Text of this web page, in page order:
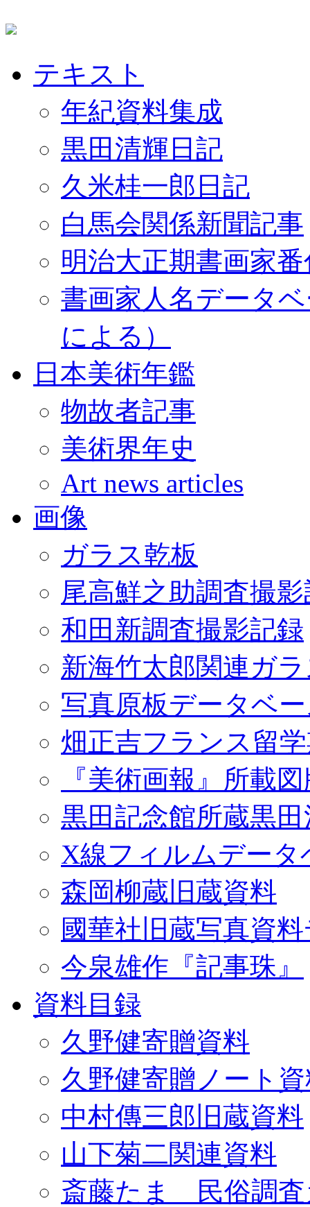
テキスト
年紀資料集成
黒田清輝日記
久米桂一郎日記
白馬会関係新聞記事
明治大正期書画家
書画家人名データ
による）
日本美術年鑑
物故者記事
美術界年史
Art news articles
画像
ガラス乾板
尾高鮮之助調査撮
和田新調査撮影記録
新海竹太郎関連ガ
写真原板データベ
畑正吉フランス留
『美術画報』所載
黒田記念館所蔵黒
X線フィルムデータ
森岡柳蔵旧蔵資料
國華社旧蔵写真資
今泉雄作『記事珠』
資料目録
久野健寄贈資料
久野健寄贈ノート
中村傳三郎旧蔵資料
山下菊二関連資料
斎藤たま 民俗調査